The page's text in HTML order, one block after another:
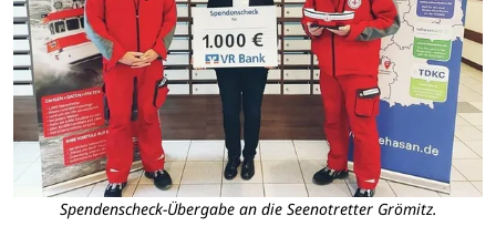
Spendenscheck-Übergabe an die Seenotretter Grömitz.